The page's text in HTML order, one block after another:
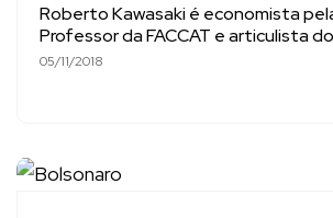
Roberto Kawasaki é economista
Professor da FACCAT e articulista
05/11/2018